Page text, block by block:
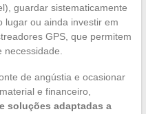
guardar sistematicamente
lugar ou ainda investir em
GPS, que permitem
necessidade.
de angústia e ocasionar
e financeiro,
soluções adaptadas a